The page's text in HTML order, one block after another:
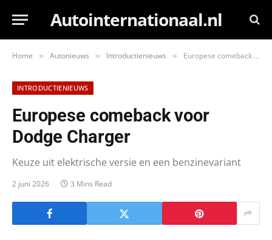
Autointernationaal.nl
Home » Autonieuws » Introductienieuws » Europese comeback voor Dodge Charger
INTRODUCTIENIEUWS
Europese comeback voor
Dodge Charger
Keuze uit elektrische versie en een benzinevariant
2 juni 2026 3 Mins Read